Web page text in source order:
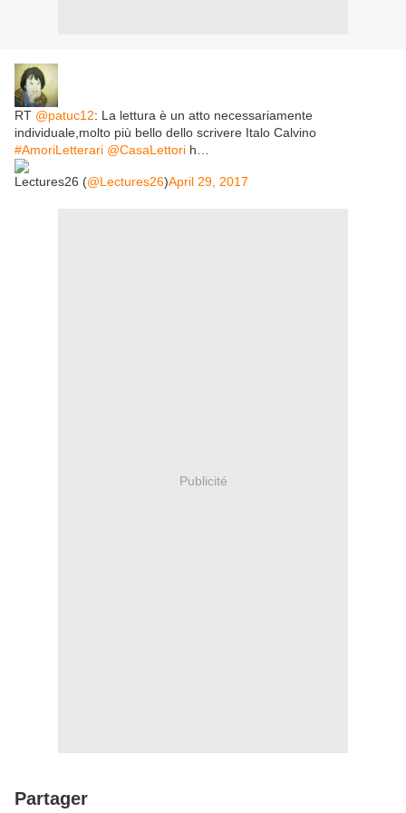
RT @patuc12: La lettura è un atto necessariamente
individuale,molto più bello dello scrivere Italo Calvino
#AmoriLetterari @CasaLettori h…
Lectures26 (@Lectures26)April 29, 2017
Publicité
Partager